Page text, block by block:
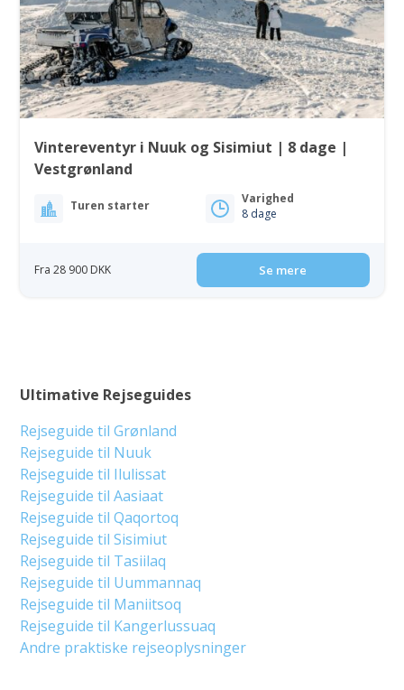
Vintereventyr i Nuuk og Sisimiut | 8 dage |
Vestgrønland
Turen starter
Varighed
8 dage
Fra 28 900 DKK Se mere
Ultimative Rejseguides
Rejseguide til Grønland
Rejseguide til Nuuk
Rejseguide til Ilulissat
Rejseguide til Aasiaat
Rejseguide til Qaqortoq
Rejseguide til Sisimiut
Rejseguide til Tasiilaq
Rejseguide til Uummannaq
Rejseguide til Maniitsoq
Rejseguide til Kangerlussuaq
Andre praktiske rejseoplysninger